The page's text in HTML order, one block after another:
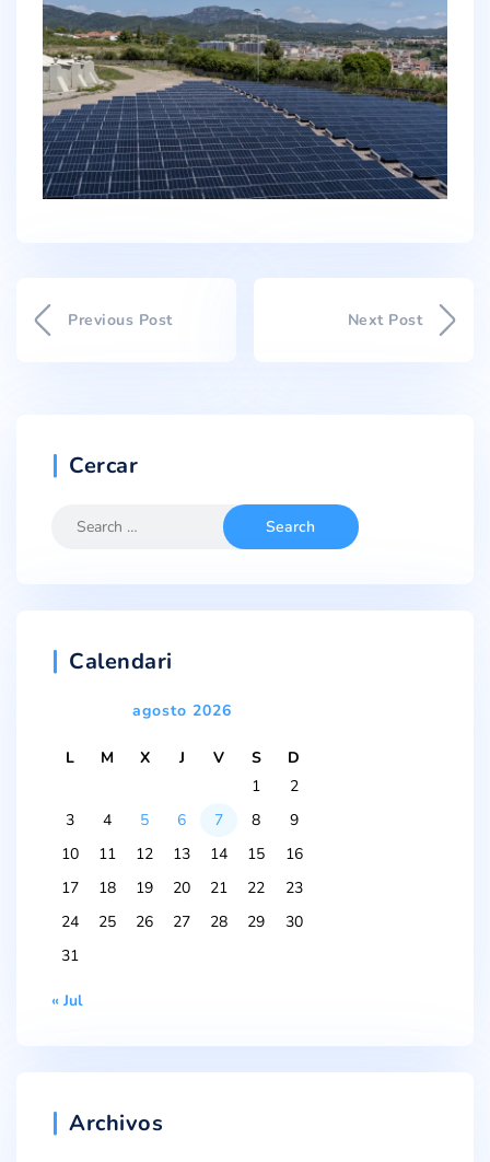
Previous Post Next Post
Cercar
Calendari
agosto 2026
L M X J V S
D
1
2
3
4 5 6 7 8
9
10
11 12 13 14 15
16
17
18 19 20 21 22
23
24
25 26 27 28 29
30
31
« Jul
Archivos